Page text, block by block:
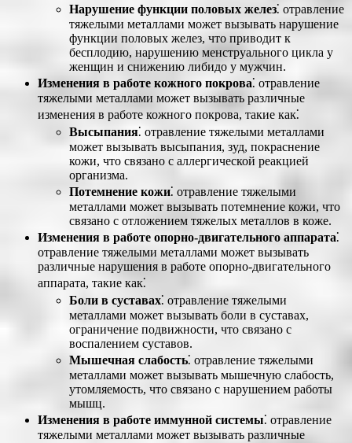
Нарушение функции половых желез⁚ отравление
тяжелыми металлами может вызывать нарушение
функции половых желез, что приводит к
бесплодию, нарушению менструального цикла у
женщин и снижению либидо у мужчин.
Изменения в работе кожного покрова⁚ отравление
тяжелыми металлами может вызывать различные
изменения в работе кожного покрова, такие как⁚
Высыпания⁚ отравление тяжелыми металлами
может вызывать высыпания, зуд, покраснение
кожи, что связано с аллергической реакцией
организма.
Потемнение кожи⁚ отравление тяжелыми
металлами может вызывать потемнение кожи, что
связано с отложением тяжелых металлов в коже.
Изменения в работе опорно-двигательного аппарата⁚
отравление тяжелыми металлами может вызывать
различные нарушения в работе опорно-двигательного
аппарата, такие как⁚
Боли в суставах⁚ отравление тяжелыми
металлами может вызывать боли в суставах,
ограничение подвижности, что связано с
воспалением суставов.
Мышечная слабость⁚ отравление тяжелыми
металлами может вызывать мышечную слабость,
утомляемость, что связано с нарушением работы
мышц.
Изменения в работе иммунной системы⁚ отравление
тяжелыми металлами может вызывать различные